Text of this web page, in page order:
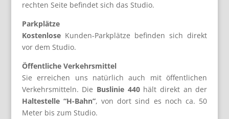
rechten Seite befindet sich das Studio.
Parkplätze
KostenloseKunden-Parkplätze befinden sich direkt
vor dem Studio.
Öffentliche Verkehrsmittel
Sie erreichen uns natürlich auch mit öffentlichen
Verkehrsmitteln. Die Buslinie 440hält direkt an der
Haltestelle “H-Bahn”, von dort sind es noch ca. 50
Meter bis zum Studio.